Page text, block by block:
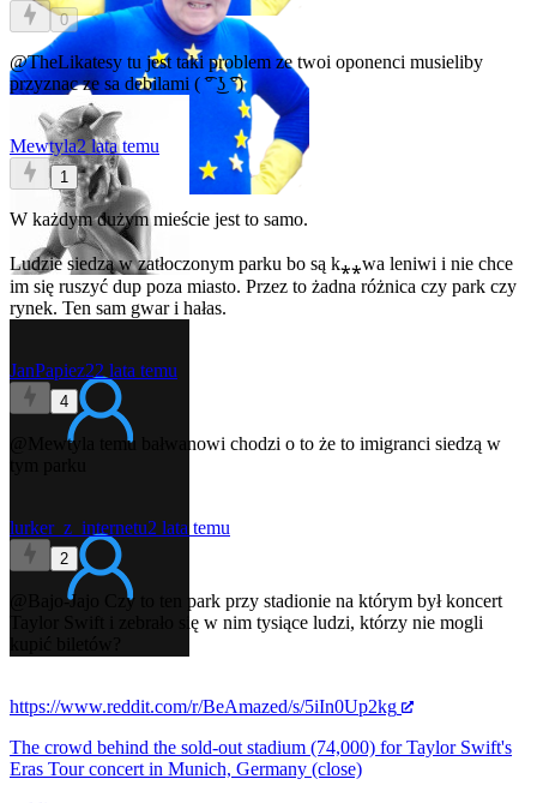
0
@TheLikatesy tu jest taki problem ze twoi oponenci musieliby
przyznac ze sa debilami ( ͡° ͜ʖ ͡°)
Mewtyla2 lata temu
1
W każdym dużym mieście jest to samo.
Ludzie siedzą w zatłoczonym parku bo są k⁎⁎wa leniwi i nie chce
im się ruszyć dup poza miasto. Przez to żadna różnica czy park czy
rynek. Ten sam gwar i hałas.
JanPapiez22 lata temu
4
@Mewtyla
temu bałwanowi chodzi o to że to imigranci siedzą w
lurker_z_internetu2 lata temu
2
@Bajo-Jajo
Czy to ten park przy stadionie na którym był koncert
Taylor Swift i zebrało się w nim tysiące ludzi, którzy nie mogli
https://www.reddit.com/r/BeAmazed/s/5iIn0Up2kg
The crowd behind the sold-out stadium (74,000) for Taylor Swift's
Eras Tour concert in Munich, Germany (close)